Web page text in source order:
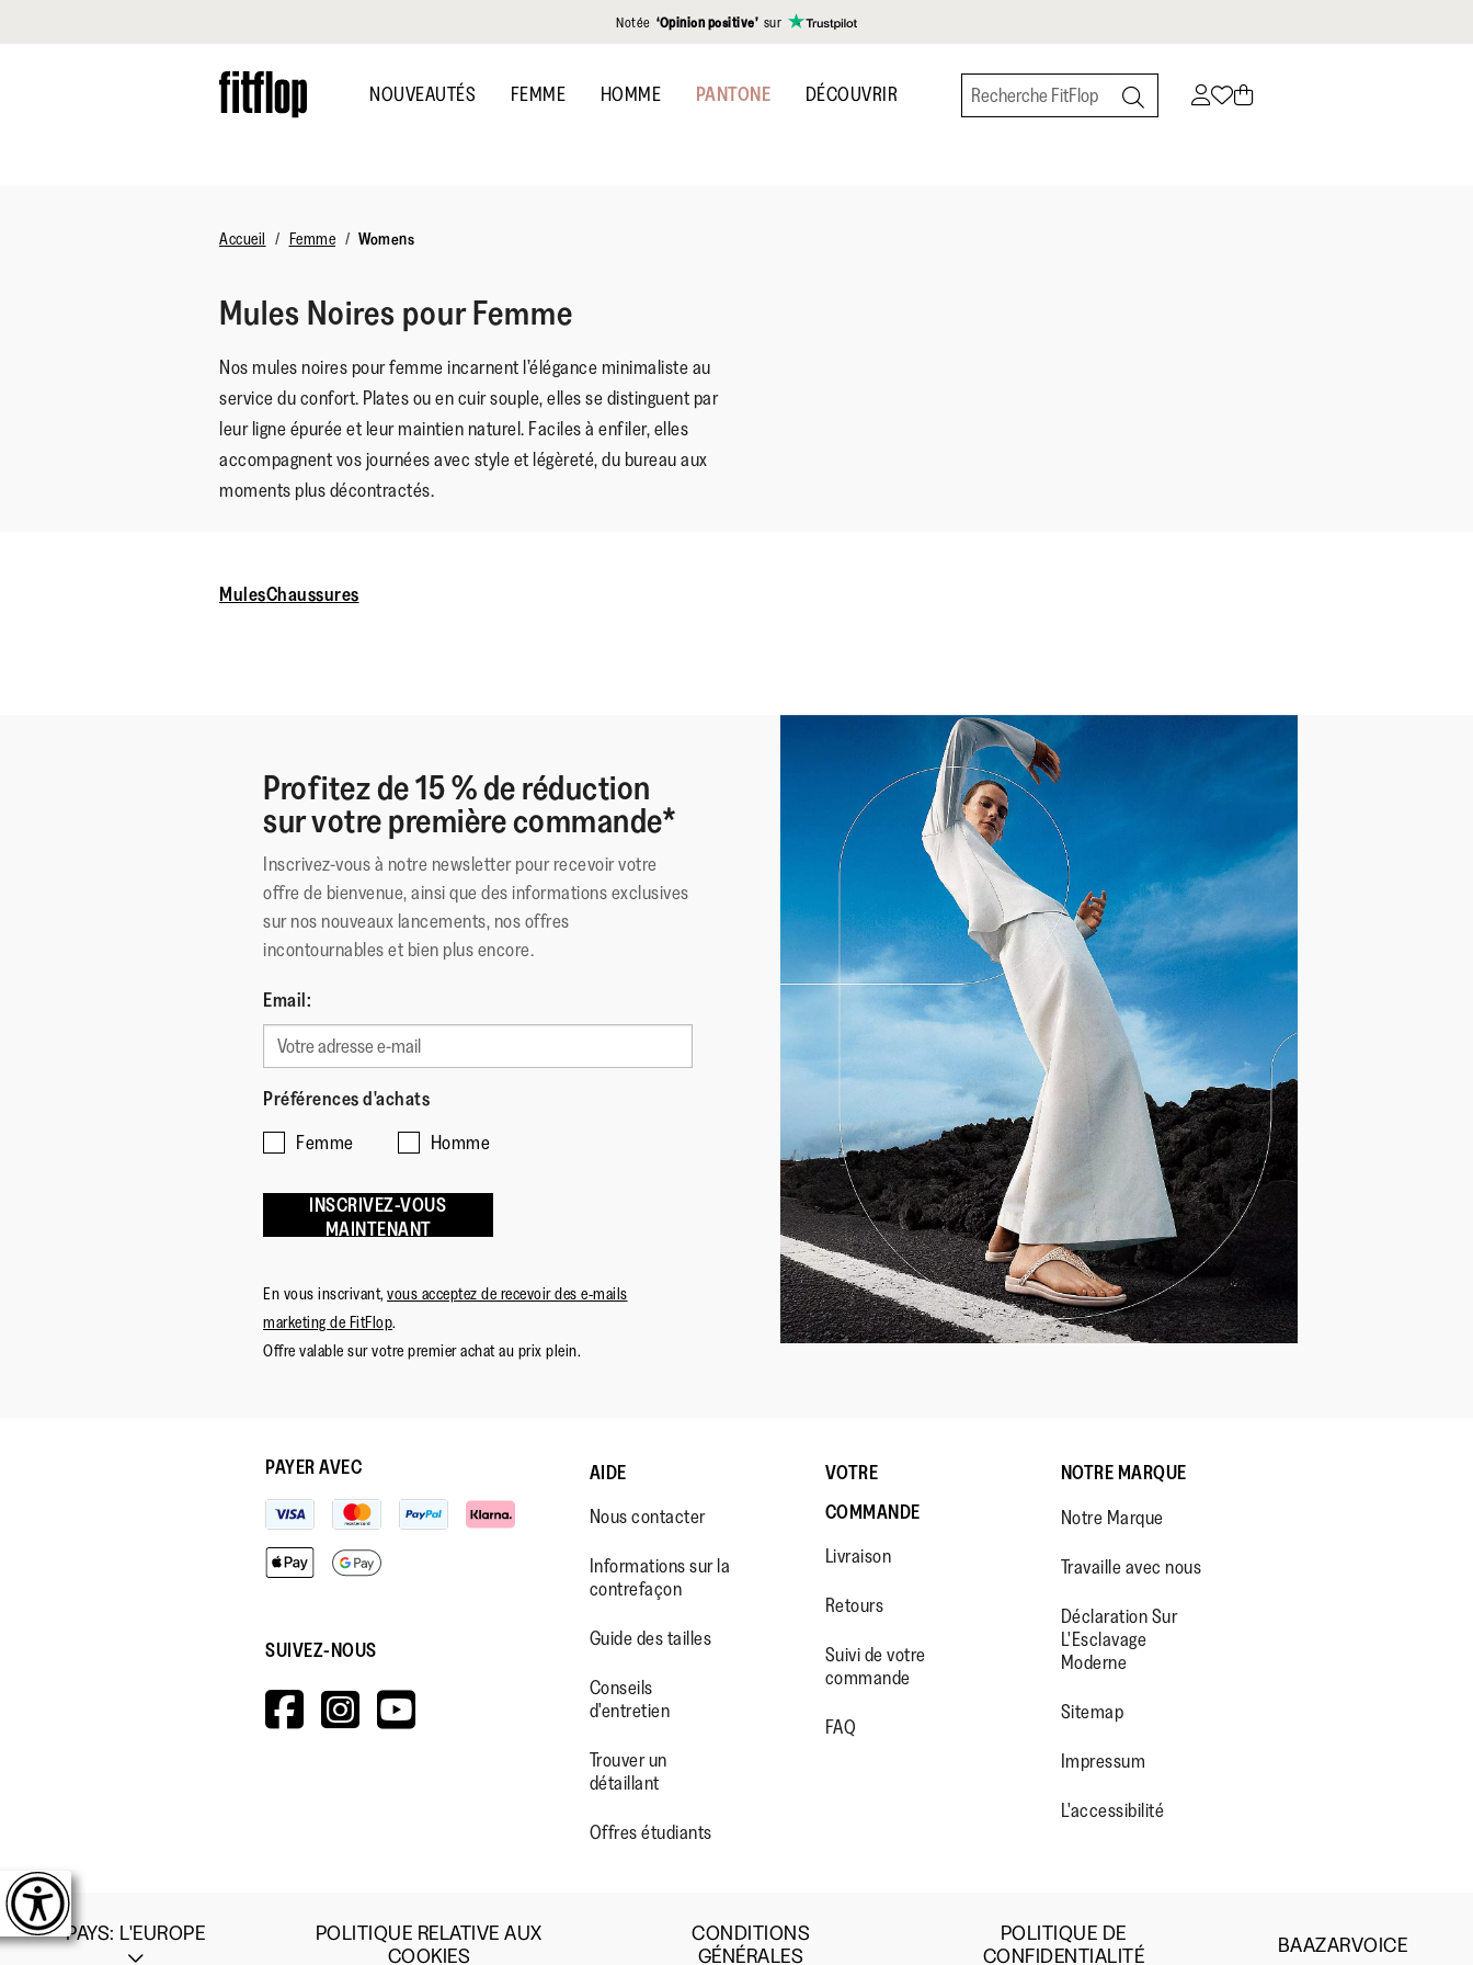
Notée ‘Opinion positive’ sur
to
main
NOUVEAUTÉS FEMME HOMME PANTONE DÉCOUVRIR
Accueil Femme Womens
Mules Noires pour Femme
Nos mules noires pour femme incarnent l’élégance minimaliste au
service du confort. Plates ou en cuir souple, elles se distinguent par
leur ligne épurée et leur maintien naturel. Faciles à enfiler, elles
accompagnent vos journées avec style et légèreté, du bureau aux
moments plus décontractés.
MulesChaussures
Profitez de 15 % de réduction
sur votre première commande*
Inscrivez-vous à notre newsletter pour recevoir votre
offre de bienvenue, ainsi que des informations exclusives
sur nos nouveaux lancements, nos offres
incontournables et bien plus encore.
Email:
Préférences d'achats
Femme
Homme
INSCRIVEZ-VOUS
MAINTENANT
En vous inscrivant, vous acceptez de recevoir des e-mails
marketing de FitFlop.
Offre valable sur votre premier achat au prix plein.
PAYER AVEC
SUIVEZ-NOUS
HTTPS://WWW.FACEBOOK.COM/FITFLOP?
V=WALL&VIEWAS=0
HTTPS://WWW.INSTAGRAM.COM/FITFLOP/
HTTPS://WWW.YOUTUBE.COM/USER/FITFLOPFOOTWEAR
AIDE
Nous contacter
Informations sur la
contrefaçon
Guide des tailles
Conseils
d'entretien
Trouver un
détaillant
Offres étudiants
VOTRE
COMMANDE
Livraison
Retours
Suivi de votre
commande
FAQ
NOTRE MARQUE
Notre Marque
Travaille avec nous
Déclaration Sur
L'Esclavage
Moderne
Sitemap
Impressum
L'accessibilité
PAYS: L'EUROPE
POLITIQUE RELATIVE AUX
COOKIES
CONDITIONS
GÉNÉRALES
POLITIQUE DE
CONFIDENTIALITÉ
BAAZARVOICE